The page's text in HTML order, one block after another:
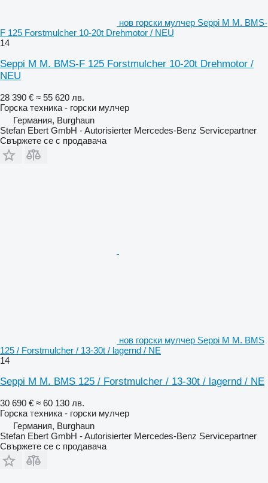
нов горски мулчер Seppi M M. BMS-
F 125 Forstmulcher 10-20t Drehmotor / NEU
14
Seppi M M. BMS-F 125 Forstmulcher 10-20t Drehmotor /
NEU
28 390 € ≈ 55 620 лв.
Горска техника - горски мулчер
Германия, Burghaun
Stefan Ebert GmbH - Autorisierter Mercedes-Benz Servicepartner
Свържете се с продавача
нов горски мулчер Seppi M M. BMS
125 / Forstmulcher / 13-30t / lagernd / NE
14
Seppi M M. BMS 125 / Forstmulcher / 13-30t / lagernd / NE
30 690 € ≈ 60 130 лв.
Горска техника - горски мулчер
Германия, Burghaun
Stefan Ebert GmbH - Autorisierter Mercedes-Benz Servicepartner
Свържете се с продавача